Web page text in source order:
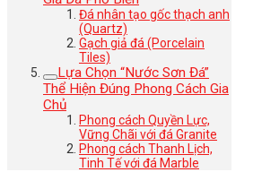
Đá nhân tạo gốc thạch anh
(Quartz)
Gạch giả đá (Porcelain
Tiles)
Lựa Chọn “Nước Sơn Đá”
Thể Hiện Đúng Phong Cách Gia
Chủ
Phong cách Quyền Lực,
Vững Chãi với đá Granite
Phong cách Thanh Lịch,
Tinh Tế với đá Marble